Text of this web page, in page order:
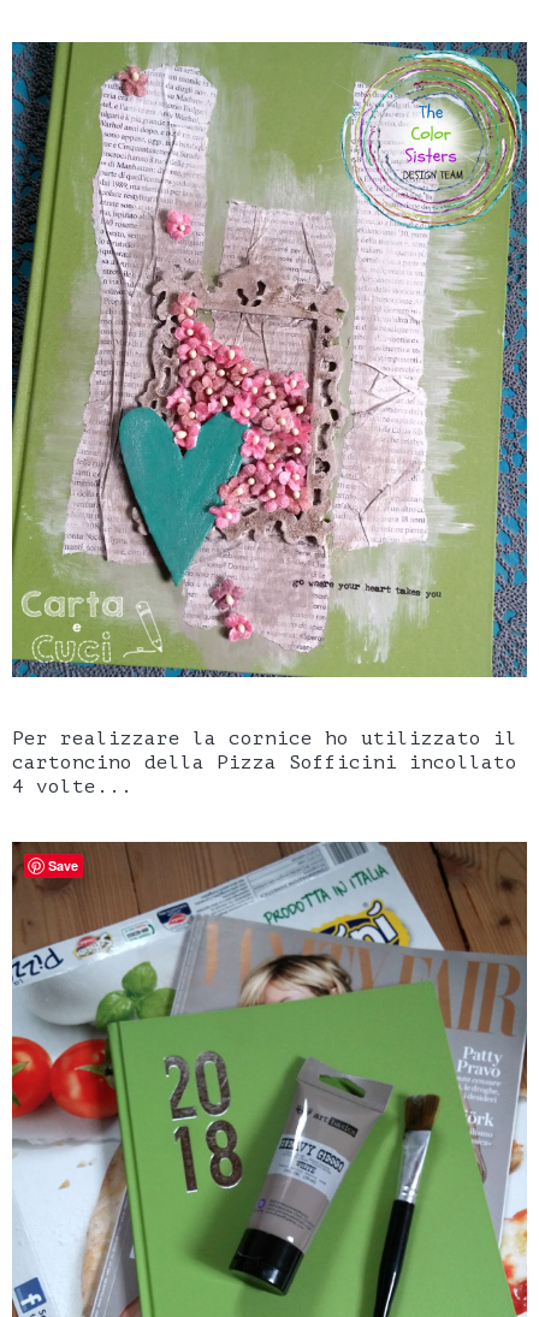
Per realizzare la cornice ho utilizzato il
cartoncino della Pizza Sofficini incollato
4 volte...
Save